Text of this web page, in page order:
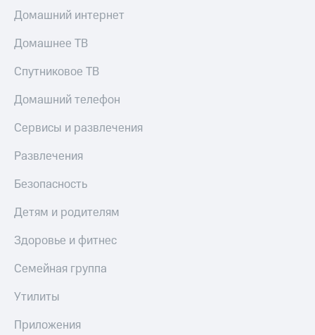
Домашний интернет
Домашнее ТВ
Спутниковое ТВ
Домашний телефон
Сервисы и развлечения
Развлечения
Безопасность
Детям и родителям
Здоровье и фитнес
Семейная группа
Утилиты
Приложения